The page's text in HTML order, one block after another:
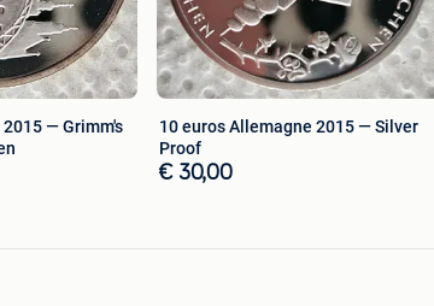
— Grimm's
10 euros Allemagne 2015 — Silver
Proof
€ 30,00